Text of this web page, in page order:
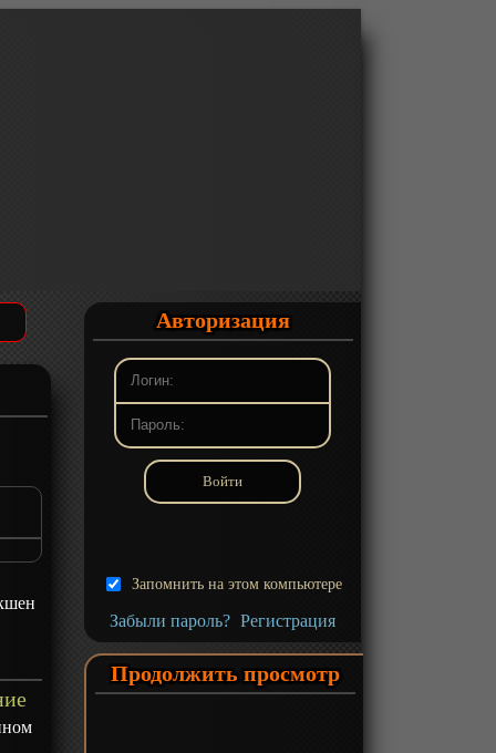
Авторизация
Запомнить на этом компьютере
Забыли пароль? Регистрация
Продолжить просмотр